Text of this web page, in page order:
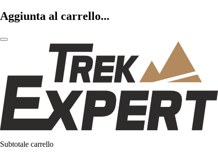
Aggiunta al carrello...
Subtotale carrello